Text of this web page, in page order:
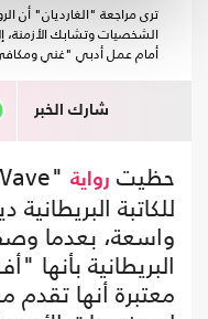
ترى مراجعة "الغارديان" أن
الشخصيات وتشابك الأزمنة،
أمام عمل أدبي "غني
شارك الخبر
حظيت رواية
للكاتبة
واسعة، بعدما
البريطانية بأنها
معتبرة أنها تقدم